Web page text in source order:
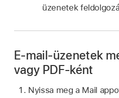
üzenetek
E-mail-üzenetek
vagy PDF-ként
Nyissa meg a Mail